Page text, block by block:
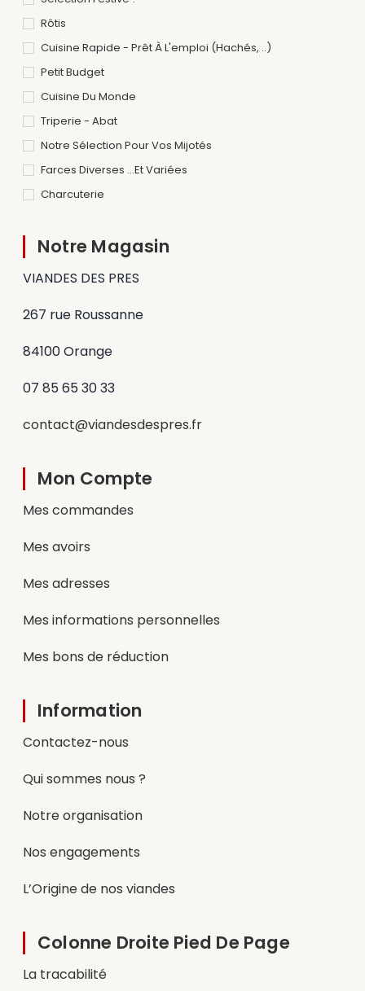
Rôtis
Cuisine Rapide - Prêt À L'emploi (hachés, ..)
Petit Budget
Cuisine Du Monde
Triperie - Abat
Notre Sélection Pour Vos Mijotés
Farces Diverses ...et Variées
Charcuterie
Notre Magasin
VIANDES DES PRES
267 rue Roussanne
84100 Orange
07 85 65 30 33
contact@viandesdespres.fr
Mon Compte
Mes commandes
Mes avoirs
Mes adresses
Mes informations personnelles
Mes bons de réduction
Information
Contactez-nous
Qui sommes nous ?
Notre organisation
Nos engagements
L’Origine de nos viandes
Colonne Droite Pied De Page
La tracabilité